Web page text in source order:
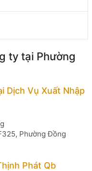
ty tại Phường
Dịch Vụ Xuất Nhập
Phường Đồng
Phát Qb